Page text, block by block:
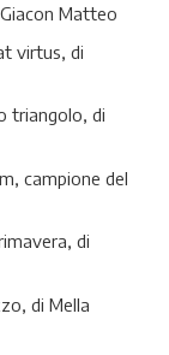
Matteo
virtus, di
triangolo, di
campione del
di
di Mella